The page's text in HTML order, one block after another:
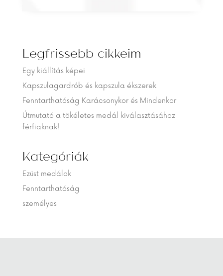
Legfrissebb cikkeim
Egy kiállítás képei
Kapszulagardrób és kapszula ékszerek
Fenntarthatóság Karácsonykor és Mindenkor
Útmutató a tökéletes medál kiválasztásához
férfiaknak!
Kategóriák
Ezüst medálok
Fenntarthatóság
személyes